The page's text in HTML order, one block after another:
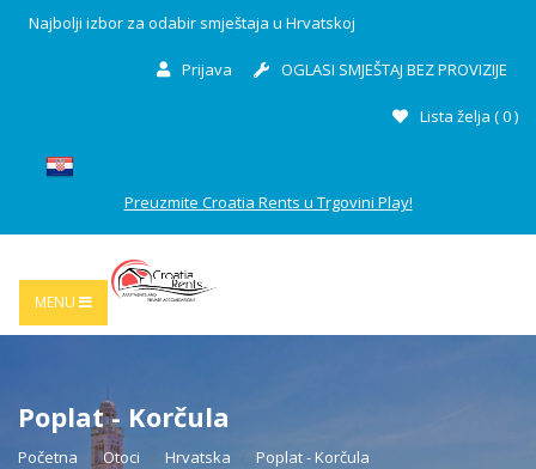
Najbolji izbor za odabir smještaja u Hrvatskoj
Prijava OGLASI SMJEŠTAJ BEZ PROVIZIJE
Lista želja (0)
Preuzmite Croatia Rents u Trgovini Play!
MENU
Poplat - Korčula
Početna Otoci Hrvatska Poplat - Korčula